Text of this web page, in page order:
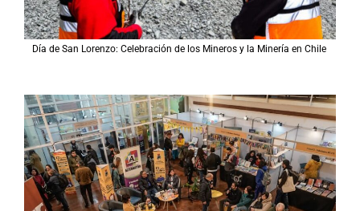
Día de San Lorenzo: Celebración de los Mineros y la Minería en Chile